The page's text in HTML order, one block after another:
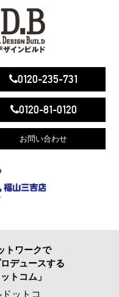
0120-235-731
0120-81-0120
お問い合わせ
トワークで
デュースする
トコム」